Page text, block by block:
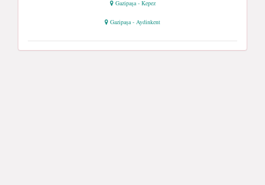
Gazipaşa - Kepez
Gazipaşa - Aydinkent